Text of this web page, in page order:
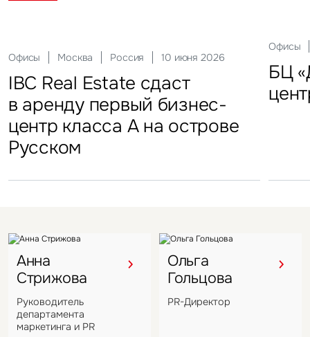
Офисы Москва Россия 10 июня 2026
IBC Real Estate сдаст
в аренду первый бизнес-
центр класса А на острове
Русском
Офисы
БЦ
FFF group – новый резидент
«Атлант-Парк»
Гостиницы Москва Россия 18 ноября 2025
Новый Crocus Fitness
Петровский парк откроется
в отеле Hyatt Regency
Инвестиции Москва Россия 22 мая 2025
Один из крупнейших
гостиничных комплексов
Подмосковья перешел
под управление компании
29
«Солнце Москвы», ВДНХ
Анна
Стрижова
Руководитель
департамента
маркетинга и PR
Ольга
Гольцова
PR-Директор